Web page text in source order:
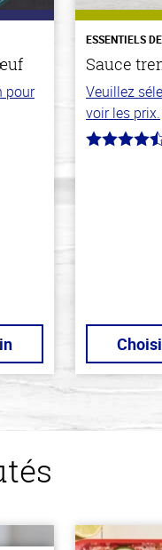
pour
ESSENTIELS
Sauce
Veuillez
voir les prix.
4.7